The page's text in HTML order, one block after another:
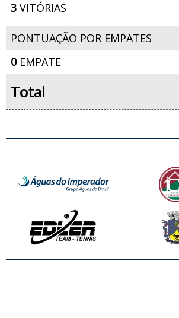
3 VITÓRIAS
PONTUAÇÃO POR EMPATES
0EMPATE
Total